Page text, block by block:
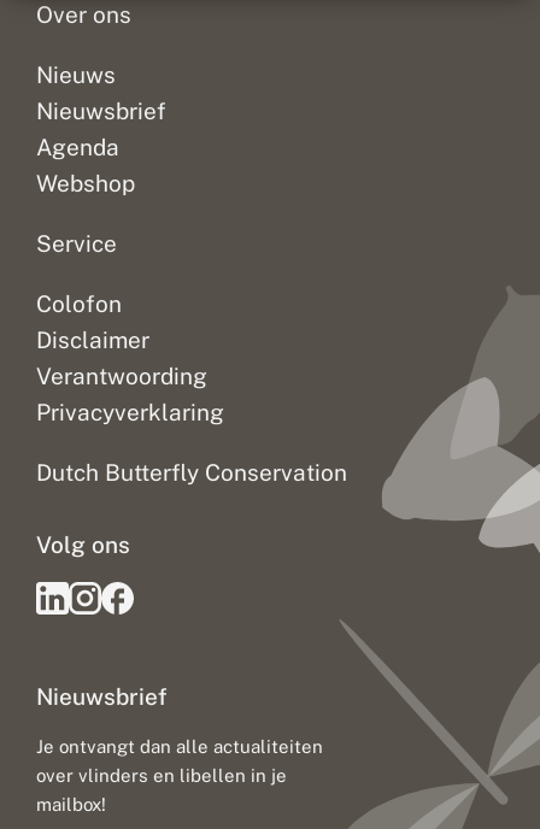
Over ons
Nieuws
Nieuwsbrief
Agenda
Webshop
Service
Colofon
Disclaimer
Verantwoording
Privacyverklaring
Dutch Butterfly Conservation
Nieuwsbrief
Je ontvangt dan alle actualiteiten
over vlinders en libellen in je
mailbox!
Volg ons